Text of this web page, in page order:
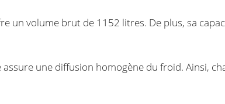
un volume brut de 1152 litres. De plus, sa
une diffusion homogène du froid. Ainsi,